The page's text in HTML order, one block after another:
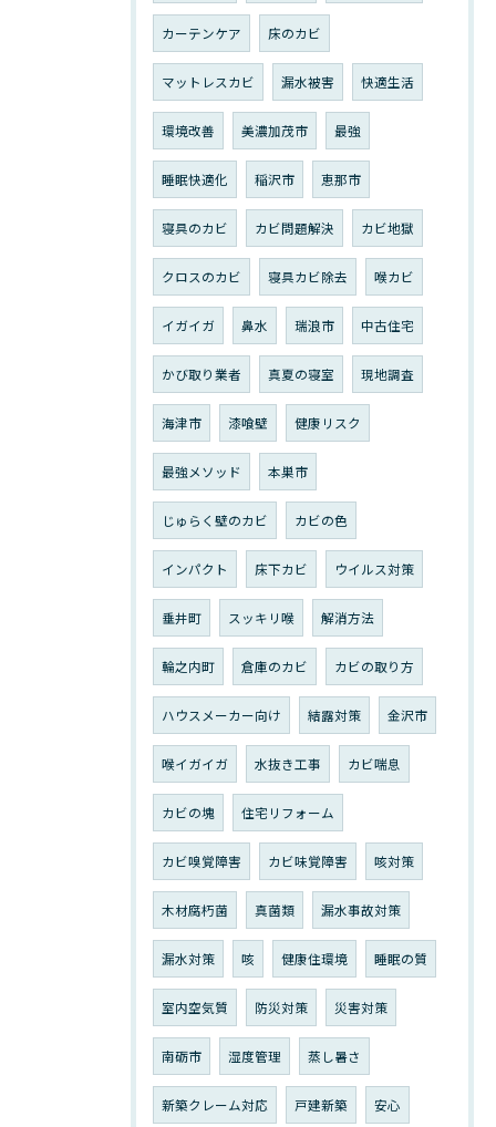
カーテンケア 床のカビ
マットレスカビ 漏水被害 快適生活
環境改善 美濃加茂市 最強
睡眠快適化 稲沢市 恵那市
寝具のカビ カビ問題解決 カビ地獄
クロスのカビ 寝具カビ除去 喉カビ
イガイガ 鼻水 瑞浪市 中古住宅
かび取り業者 真夏の寝室 現地調査
海津市 漆喰壁 健康リスク
最強メソッド 本巣市
じゅらく壁のカビ カビの色
インパクト 床下カビ ウイルス対策
垂井町 スッキリ喉 解消方法
輪之内町 倉庫のカビ カビの取り方
ハウスメーカー向け 結露対策 金沢市
喉イガイガ 水抜き工事 カビ喘息
カビの塊 住宅リフォーム
カビ嗅覚障害 カビ味覚障害 咳対策
木材腐朽菌 真菌類 漏水事故対策
漏水対策 咳 健康住環境 睡眠の質
室内空気質 防災対策 災害対策
南砺市 湿度管理 蒸し暑さ
新築クレーム対応 戸建新築 安心